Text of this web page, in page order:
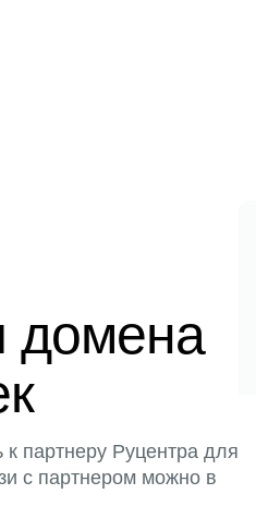
домена
партнеру Руцентра для
с партнером можно в